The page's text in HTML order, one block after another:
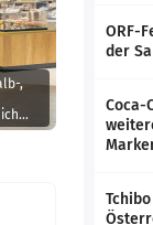
,
ORF-
der
Coca-